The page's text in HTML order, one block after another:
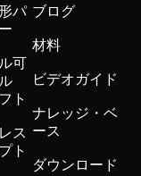
パ
可
ト
ス
ト
ブログ
材料
ビデオガイド
ナレッジ・ベ
ース
ダウンロード